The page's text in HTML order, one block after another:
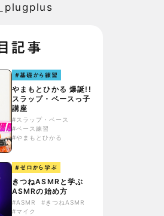
記事
#基礎から練習
やまもとひかる 爆誕!!
スラップ・ベースっ子
講座
#スラップ・ベース
#ベース練習
#やまもとひかる
#ゼロから学ぶ
きつねASMRと学ぶ
ASMRの始め方
#ASMR
#きつねASMR
#マイク